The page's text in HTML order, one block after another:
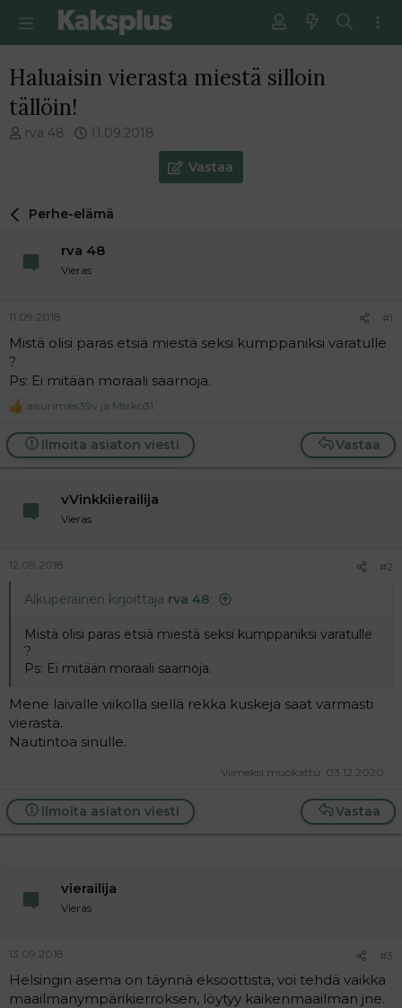
Haluaisin vierasta miestä silloin
tällöin!
V
e
t
n
a
i
t
a
j
a
rva 48
E
m
i
n
i
t
i
11.09.2018
Vastaa
Perhe-elämä
rva 48
Vieras
11.09.2018 #1
Mistä olisi paras etsiä miestä seksi kumppaniksi varatulle
?
Ps: Ei mitään moraali saarnoja.
R
a
c
t
aisurimies39v ja Msrko31
Vastaa
Ilmoita asiaton viesti
vVinkkiierailija
Vieras
12.09.2018 #2
Alkuperäinen kirjoittaja rva 48:
Mistä olisi paras etsiä miestä seksi kumppaniksi varatulle
?
Ps: Ei mitään moraali saarnoja.
Mene laivalle viikolla siellä rekka kuskeja saat varmasti
vierasta.
Nautintoa sinulle.
Viimeksi muokattu: 03.12.2020
Vastaa
Ilmoita asiaton viesti
vierailija
Vieras
13.09.2018 #3
Helsingin asema on täynnä eksoottista, voi tehdä vaikka
maailmanympärikierroksen, löytyy kaikenmaailman jne.